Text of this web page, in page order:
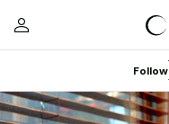
Follow